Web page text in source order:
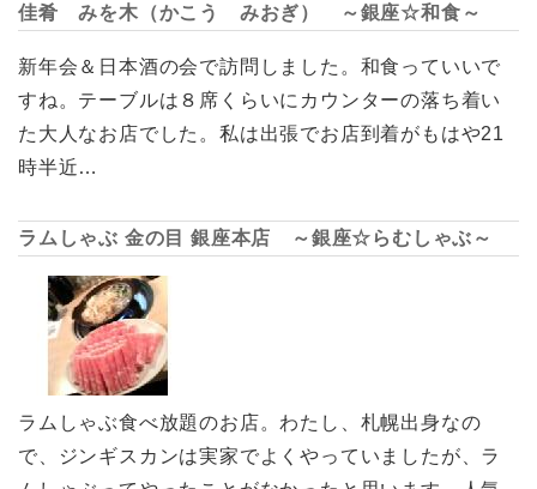
佳肴 みを木（かこう みおぎ） ～銀座☆和食～
新年会＆日本酒の会で訪問しました。和食っていいで
すね。テーブルは８席くらいにカウンターの落ち着い
た大人なお店でした。私は出張でお店到着がもはや21
時半近…
ラムしゃぶ 金の目 銀座本店 ～銀座☆らむしゃぶ～
ラムしゃぶ食べ放題のお店。わたし、札幌出身なの
で、ジンギスカンは実家でよくやっていましたが、ラ